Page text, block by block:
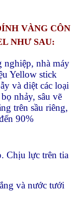
VÀNG CÔN
NHƯ SAU:
nhà máy
Yellow stick
và diệt các loại
nhảy, sâu vẽ
trên sầu riêng,
90%
Chịu lực trên tia
và nước tưới